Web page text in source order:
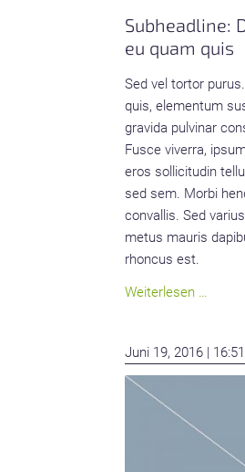
Subheadline:
eu quam quis
Sed vel tortor
quis, elementum
gravida pulvinar
Fusce viverra,
eros sollicitudin
sed sem. Morbi
convallis. Sed
metus mauris
rhoncus est.
Weiterlesen …
magna
at
Juni 19, 2016 | 16:51